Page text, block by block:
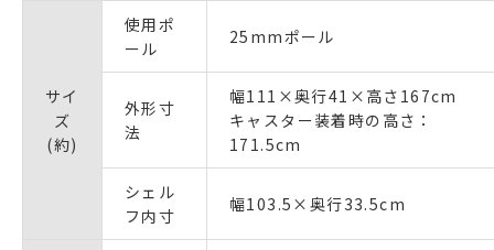
サイ
ズ
(約)
使用ポ
ール
25mmポール
外形寸
法
幅111×奥行41×高さ167cm
キャスター装着時の高さ：
171.5cm
シェル
フ内寸
幅103.5×奥行33.5cm